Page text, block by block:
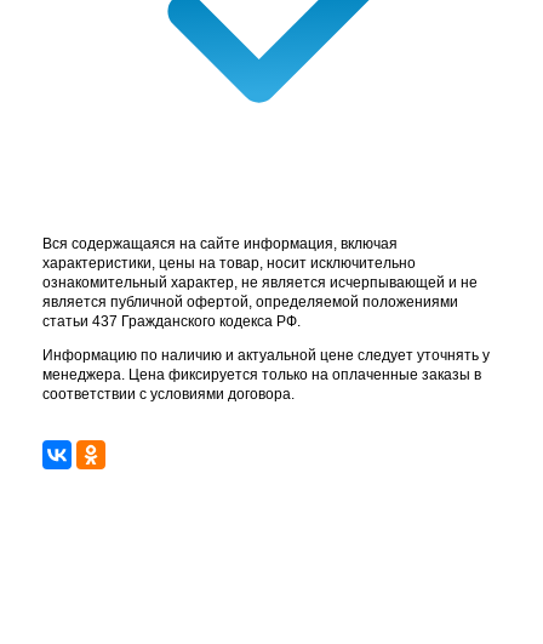
Вся содержащаяся на сайте информация, включая
характеристики, цены на товар, носит исключительно
ознакомительный характер, не является исчерпывающей и не
является публичной офертой, определяемой положениями
статьи 437 Гражданского кодекса РФ.
Информацию по наличию и актуальной цене следует уточнять у
менеджера. Цена фиксируется только на оплаченные заказы в
соответствии с условиями договора.